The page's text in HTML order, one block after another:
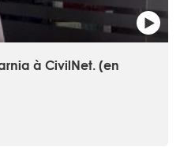
à CivilNet. (en